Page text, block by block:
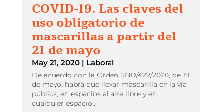
COVID-19. Las claves del
uso obligatorio de
mascarillas a partir del
21 de mayo
May 21, 2020| Laboral
De acuerdo con la Orden SND/422/2020, de 19
de mayo, habrá que llevar mascarilla en la vía
pública, en espacios al aire libre y en
cualquier espacio...